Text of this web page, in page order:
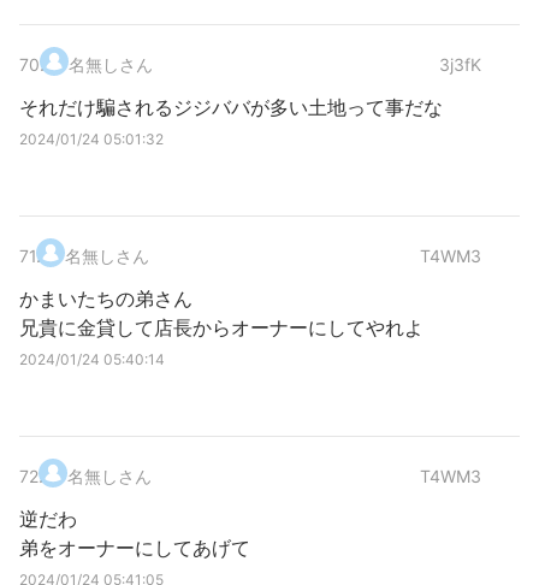
70. 名無しさん 3j3fK
それだけ騙されるジジババが多い土地って事だな
2024/01/24 05:01:32
71. 名無しさん T4WM3
かまいたちの弟さん
兄貴に金貸して店長からオーナーにしてやれよ
2024/01/24 05:40:14
72. 名無しさん T4WM3
逆だわ
弟をオーナーにしてあげて
2024/01/24 05:41:05